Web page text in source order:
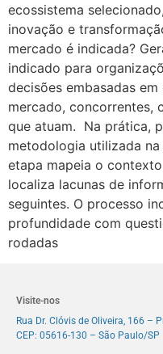
ecossistema
inovação e
mercado é indicada?
indicado para
decisões embasadas
mercado, concorrentes,
que atuam. Na prática,
metodologia utilizada na
etapa mapeia o
localiza lacunas de
seguintes. O processo
profundidade com
rodadas
Visite-nos
Rua Dr. Clóvis de Oliveira, 166 –
CEP: 05616-130 – São Paulo/SP